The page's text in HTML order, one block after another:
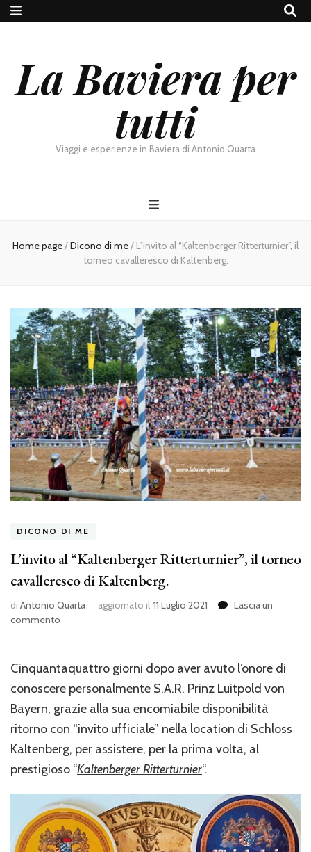
La Baviera per
tutti
Viaggi e esperienze in Baviera di Antonio Quarta
Home page/Dicono di me/ L’invito al “Kaltenberger Ritterturnier”, il
torneo cavalleresco di Kaltenberg.
DICONO DI ME
L’invito al “Kaltenberger Ritterturnier”, il torneo
cavalleresco di Kaltenberg.
di Antonio Quarta aggiornato il 11 Luglio 2021
Lascia un
commento
“Kaltenberger
Ritterturnier”,
il
torneo
cavalleresco
di
Kaltenberg.
Cinquantaquattro giorni dopo aver avuto l’onore di
conoscere personalmente S.A.R. Prinz Luitpold von
Bayern, grazie alla sua encomiabile disponibilità
ritorno con “invito ufficiale” nella location di Schloss
Kaltenberg, per assistere, per la prima volta, al
prestigioso “Kaltenberger Ritterturnier“.